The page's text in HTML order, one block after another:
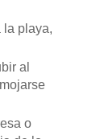
la playa,
al
o